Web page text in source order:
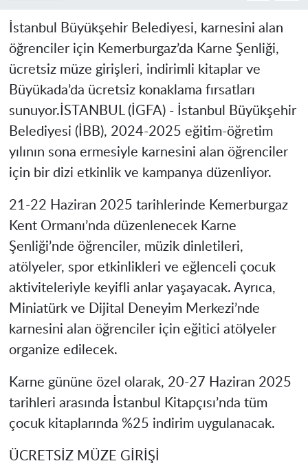
İstanbul Büyükşehir Belediyesi, karnesini alan
öğrenciler için Kemerburgaz’da Karne Şenliği,
ücretsiz müze girişleri, indirimli kitaplar ve
Büyükada’da ücretsiz konaklama fırsatları
sunuyor. İSTANBUL (İGFA) - İstanbul Büyükşehir
Belediyesi (İBB), 2024-2025 eğitim-öğretim
yılının sona ermesiyle karnesini alan öğrenciler
için bir dizi etkinlik ve kampanya düzenliyor.
21-22 Haziran 2025 tarihlerinde Kemerburgaz
Kent Ormanı’nda düzenlenecek Karne
Şenliği’nde öğrenciler, müzik dinletileri,
atölyeler, spor etkinlikleri ve eğlenceli çocuk
aktiviteleriyle keyifli anlar yaşayacak. Ayrıca,
Miniatürk ve Dijital Deneyim Merkezi’nde
karnesini alan öğrenciler için eğitici atölyeler
organize edilecek.
Karne gününe özel olarak, 20-27 Haziran 2025
tarihleri arasında İstanbul Kitapçısı’nda tüm
çocuk kitaplarında %25 indirim uygulanacak.
ÜCRETSİZ MÜZE GİRİŞİ